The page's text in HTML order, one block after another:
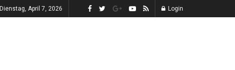
Dienstag, April 7, 2026 Login